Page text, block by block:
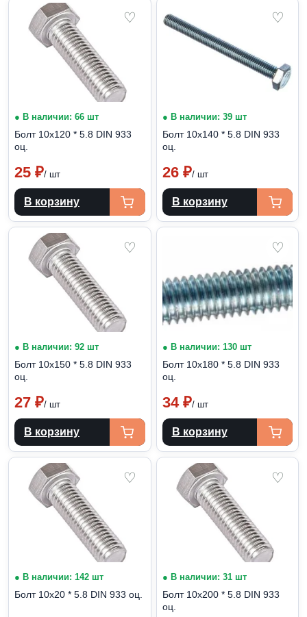
♡
● В наличии: 66 шт
Болт 10х120 * 5.8 DIN 933
оц.
25 ₽/ шт
В корзину
♡
● В наличии: 39 шт
Болт 10х140 * 5.8 DIN 933
оц.
26 ₽/ шт
В корзину
♡
● В наличии: 92 шт
Болт 10х150 * 5.8 DIN 933
оц.
27 ₽/ шт
В корзину
♡
● В наличии: 130 шт
Болт 10х180 * 5.8 DIN 933
оц.
34 ₽/ шт
В корзину
♡
● В наличии: 142 шт
Болт 10х20 * 5.8 DIN 933 оц.
♡
● В наличии: 31 шт
Болт 10х200 * 5.8 DIN 933
оц.